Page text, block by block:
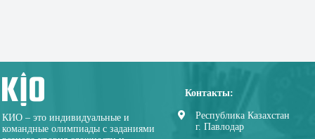
КИО – это индивидуальные и
командные олимпиады с заданиями
Контакты:
Республика Казахстан
г. Павлодар